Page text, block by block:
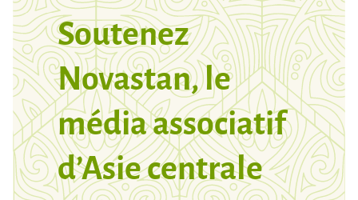
Soutenez
Novastan, le
média associatif
d’Asie centrale